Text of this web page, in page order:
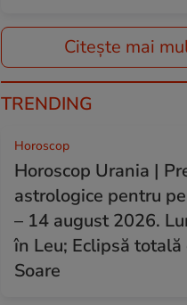
Citește mai
TRENDING
Horoscop
Horoscop Urania |
astrologice pentru
– 14 august 2026.
în Leu; Eclipsă totală
Soare